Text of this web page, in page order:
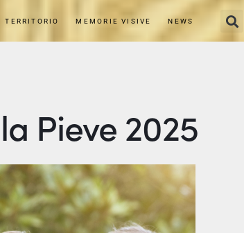
TERRITORIO MEMORIE VISIVE NEWS
Pieve 2025